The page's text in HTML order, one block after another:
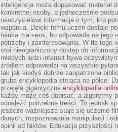
inteligencja może dopasować materiał
konkretnej osoby, a jednocześnie
nauczycielowi informacje o tym, kto
wsparcia. Dzięki temu uczeń dostaje
nauka ma sens, bo odpowiada na jego
potrzeby i zainteresowania. W tle tego
stoi nieograniczony dostęp do
młodych ludzi internet bywa
źródłem odpowiedzi na wszystkie
tak jak kiedyś dobrze zaopatrzona
gruba encyklopedia stojąca na półce.
przejęła gigantyczna encyklopedia
każdy może coś dopisać, a algorytmy
odnaleźć potrzebne treści. To jednak
jeszcze ważniejsze staje się uczenie
danych, rozpoznawania manipulacji i
opinii od faktów. Edukacja przyszłości